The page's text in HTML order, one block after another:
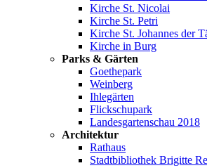
Kirche St. Nicolai
Kirche St. Petri
Kirche St. Johannes der
Kirche in Burg
Parks & Gärten
Goethepark
Weinberg
Ihlegärten
Flickschupark
Landesgartenschau 2018
Architektur
Rathaus
Stadtbibliothek Brigitte